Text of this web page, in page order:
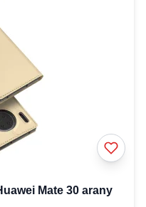
Mate 30 arany